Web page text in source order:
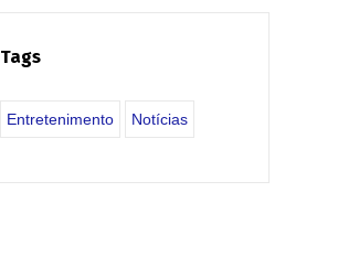
Tags
Entretenimento Notícias